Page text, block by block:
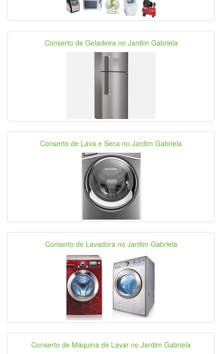
Conserto de Geladeira no Jardim Gabriela
Conserto de Lava e Seca no Jardim Gabriela
Conserto de Lavadora no Jardim Gabriela
Conserto de Máquina de Lavar no Jardim Gabriela